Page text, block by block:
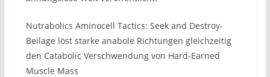
Nutrabolics Aminocell Tactics: Seek and Destroy-
Beilage löst starke anabole Richtungen gleichzeitig
den Catabolic Verschwendung von Hard-Earned
Muscle Mass